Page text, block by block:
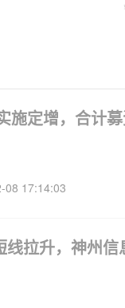
施定增，合计
08 17:14:03
线拉升，神州